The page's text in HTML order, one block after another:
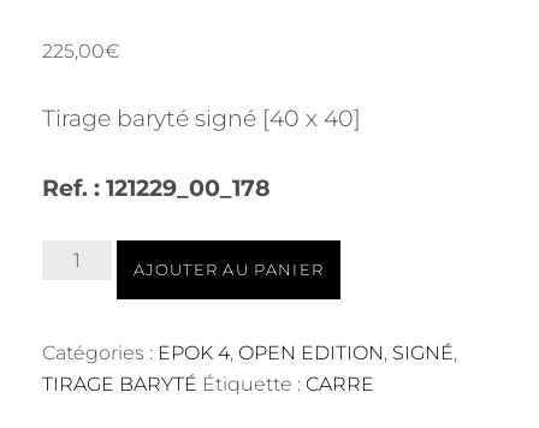
225,00€
Tirage baryté signé [40 x 40]
Ref. : 121229_00_178
quantité
Baryté
40x40
AJOUTER AU PANIER
Catégories : EPOK 4, OPEN EDITION, SIGNÉ,
TIRAGE BARYTÉ Étiquette : CARRE